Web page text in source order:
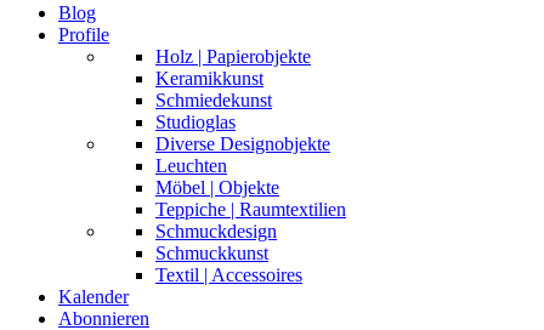
Blog
Profile
Holz | Papierobjekte
Keramikkunst
Schmiedekunst
Studioglas
Diverse Designobjekte
Leuchten
Möbel | Objekte
Teppiche | Raumtextilien
Schmuckdesign
Schmuckkunst
Textil | Accessoires
Kalender
Abonnieren